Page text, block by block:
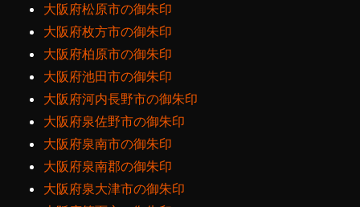
大阪府松原市の御朱印
大阪府枚方市の御朱印
大阪府柏原市の御朱印
大阪府池田市の御朱印
大阪府河内長野市の御朱印
大阪府泉佐野市の御朱印
大阪府泉南市の御朱印
大阪府泉南郡の御朱印
大阪府泉大津市の御朱印